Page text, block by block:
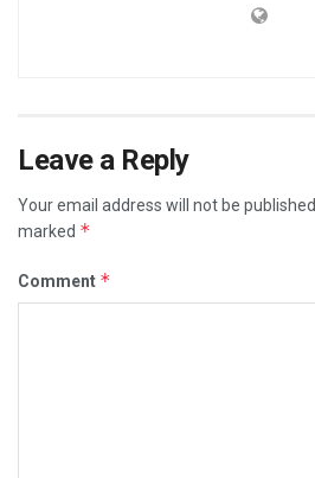
Leave a Reply
Your email address will not be published.
marked *
Comment *